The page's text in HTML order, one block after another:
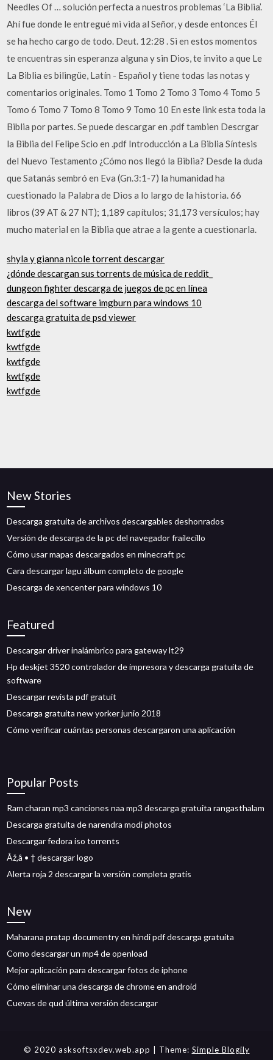
Needles Of … solución perfecta a nuestros problemas ‘La Biblia’.
Ahí fue donde le entregué mi vida al Señor, y desde entonces Él
se ha hecho cargo de todo. Deut. 12:28 . Si en estos momentos
te encuentras sin esperanza alguna y sin Dios, te invito a que Le
La Biblia es bilingüe, Latín - Español y tiene todas las notas y
comentarios originales. Tomo 1 Tomo 2 Tomo 3 Tomo 4 Tomo 5
Tomo 6 Tomo 7 Tomo 8 Tomo 9 Tomo 10 En este link esta toda la
Biblia por partes. Se puede descargar en .pdf tambien Descrgar
la Biblia del Felipe Scio en .pdf Introducción a La Biblia Síntesis
del Nuevo Testamento ¿Cómo nos llegó la Biblia? Desde la duda
que Satanás sembró en Eva (Gn.3:1-7) la humanidad ha
cuestionado la Palabra de Dios a lo largo de la historia. 66
libros (39 AT & 27 NT); 1,189 capítulos; 31,173 versículos; hay
mucho material en la Biblia que atrae a la gente a cuestionarla.
shyla y gianna nicole torrent descargar
¿dónde descargan sus torrents de música de reddit_
dungeon fighter descarga de juegos de pc en línea
descarga del software imgburn para windows 10
descarga gratuita de psd viewer
kwtfgde
kwtfgde
kwtfgde
kwtfgde
kwtfgde
New Stories
Descarga gratuita de archivos descargables deshonrados
Versión de descarga de la pc del navegador frailecillo
Cómo usar mapas descargados en minecraft pc
Cara descargar lagu álbum completo de google
Descarga de xencenter para windows 10
Featured
Descargar driver inalámbrico para gateway lt29
Hp deskjet 3520 controlador de impresora y descarga gratuita de
software
Descargar revista pdf gratuit
Descarga gratuita new yorker junio 2018
Cómo verificar cuántas personas descargaron una aplicación
Popular Posts
Ram charan mp3 canciones naa mp3 descarga gratuita rangasthalam
Descarga gratuita de narendra modi photos
Descargar fedora iso torrents
Åž‚å • † descargar logo
Alerta roja 2 descargar la versión completa gratis
New
Maharana pratap documentry en hindi pdf descarga gratuita
Como descargar un mp4 de openload
Mejor aplicación para descargar fotos de iphone
Cómo eliminar una descarga de chrome en android
Cuevas de qud última versión descargar
© 2020 asksoftsxdev.web.app | Theme: Simple Blogily